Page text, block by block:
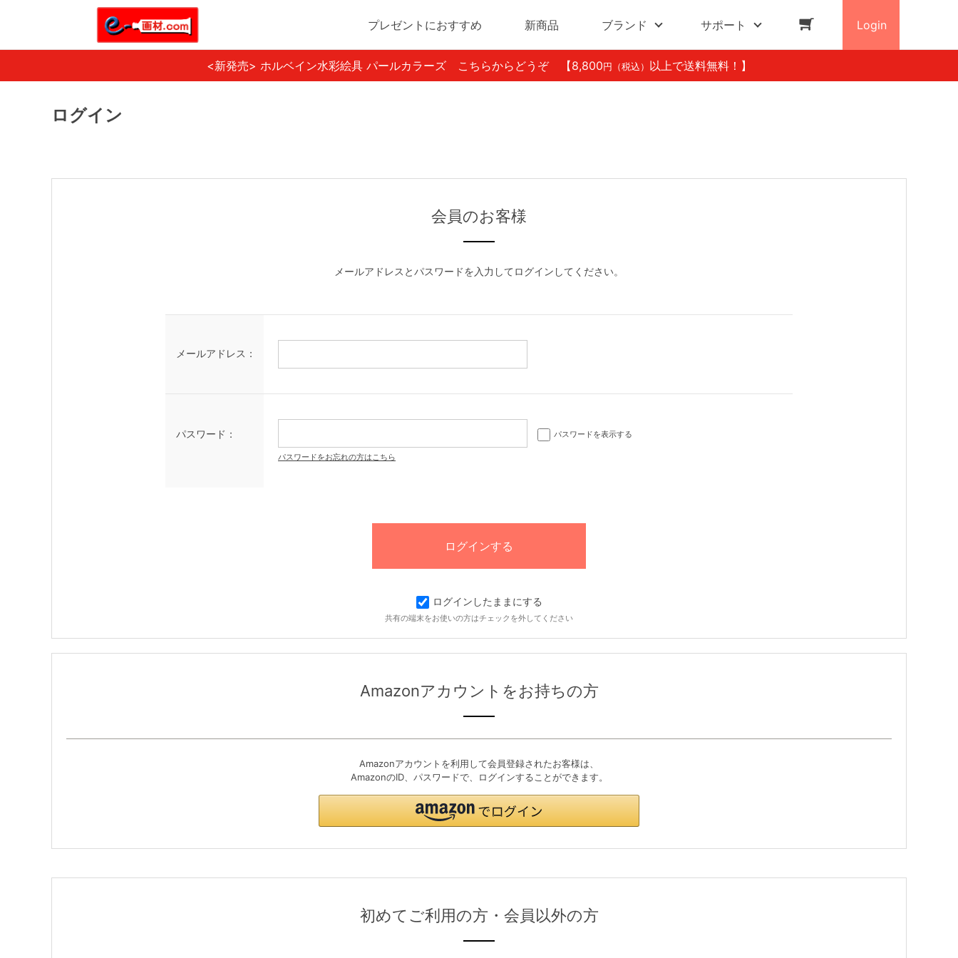
プレゼントにおすすめ 新商品 ブランド サポート Login
<新発売> ホルベイン水彩絵具 パールカラーズ こちらからどうぞ 【8,800 円（税込） 以上で送料無料！】
ログイン
会員のお客様
メールアドレスとパスワードを入力してログインしてください。
メールアドレス：
パスワード： パスワードを表示する
パスワードをお忘れの方はこちら
ログインしたままにする
共有の端末をお使いの方はチェックを外してください
Amazonアカウントをお持ちの方
Amazonアカウントを利用して会員登録されたお客様は、
AmazonのID、パスワードで、ログインすることができます。
初めてご利用の方・会員以外の方